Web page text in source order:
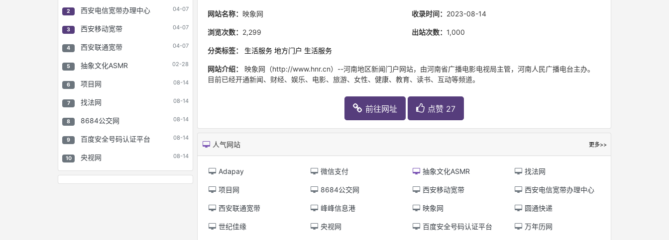
2 西安电信宽带办理中心 04-07
3 西安移动宽带 04-07
4 西安联通宽带 04-07
5 抽象文化ASMR 02-28
6 项目网 08-14
7 找法网 08-14
8 8684公交网 08-14
9 百度安全号码认证平台 08-14
10 央视网 08-14
网站名称： 映象网 收录时间： 2023-08-14
浏览次数： 2,299 出站次数： 1,000
分类标签： 生活服务 地方门户 生活服务
网站介绍：
映象网（http://www.hnr.cn）--河南地区新闻门户网站，由河南省广播电影电视局主管，河南人民广播电台主办。
目前已经开通新闻、财经、娱乐、电影、旅游、女性、健康、教育、读书、互动等频道。
前往网址 点赞 27
人气网站 更多>>
Adapay 微信支付 抽象文化ASMR 找法网
项目网 8684公交网 西安移动宽带 西安电信宽带办理中心
西安联通宽带 峰峰信息港 映象网 圆通快递
世纪佳缘 央视网 百度安全号码认证平台 万年历网